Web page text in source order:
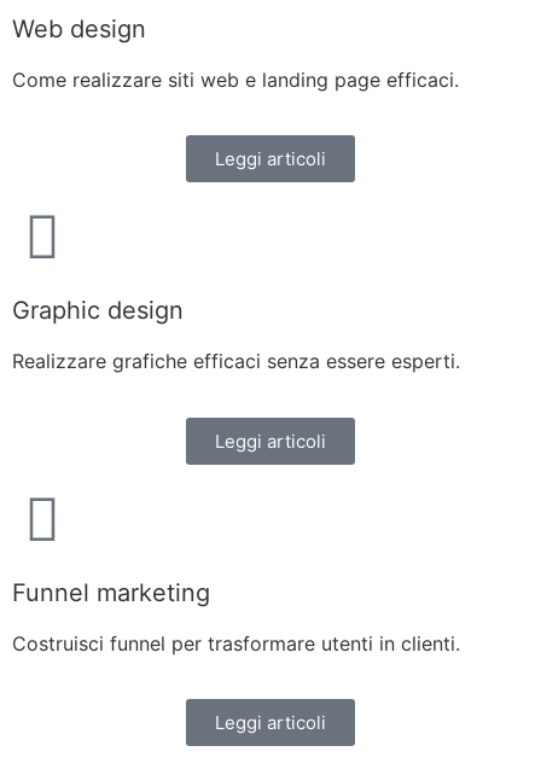
Web design
Come realizzare siti web e landing page efficaci.
Leggi articoli
Graphic design
Realizzare grafiche efficaci senza essere esperti.
Leggi articoli
Funnel marketing
Costruisci funnel per trasformare utenti in clienti.
Leggi articoli